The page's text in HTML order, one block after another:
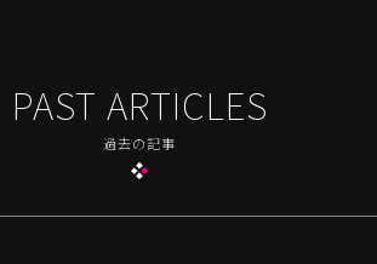
PAST ARTICLES
過去の記事